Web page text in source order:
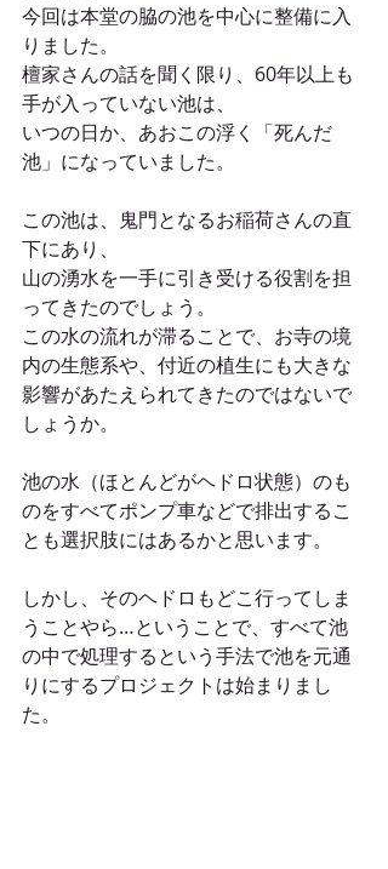
今回は本堂の脇の池を中心に整備に入
りました。
檀家さんの話を聞く限り、60年以上も
手が入っていない池は、
いつの日か、あおこの浮く「死んだ
池」になっていました。
この池は、鬼門となるお稲荷さんの直
下にあり、
山の湧水を一手に引き受ける役割を担
ってきたのでしょう。
この水の流れが滞ることで、お寺の境
内の生態系や、付近の植生にも大きな
影響があたえられてきたのではないで
しょうか。
池の水（ほとんどがヘドロ状態）のも
のをすべてポンプ車などで排出するこ
とも選択肢にはあるかと思います。
しかし、そのヘドロもどこ行ってしま
うことやら…ということで、すべて池
の中で処理するという手法で池を元通
りにするプロジェクトは始まりまし
た。